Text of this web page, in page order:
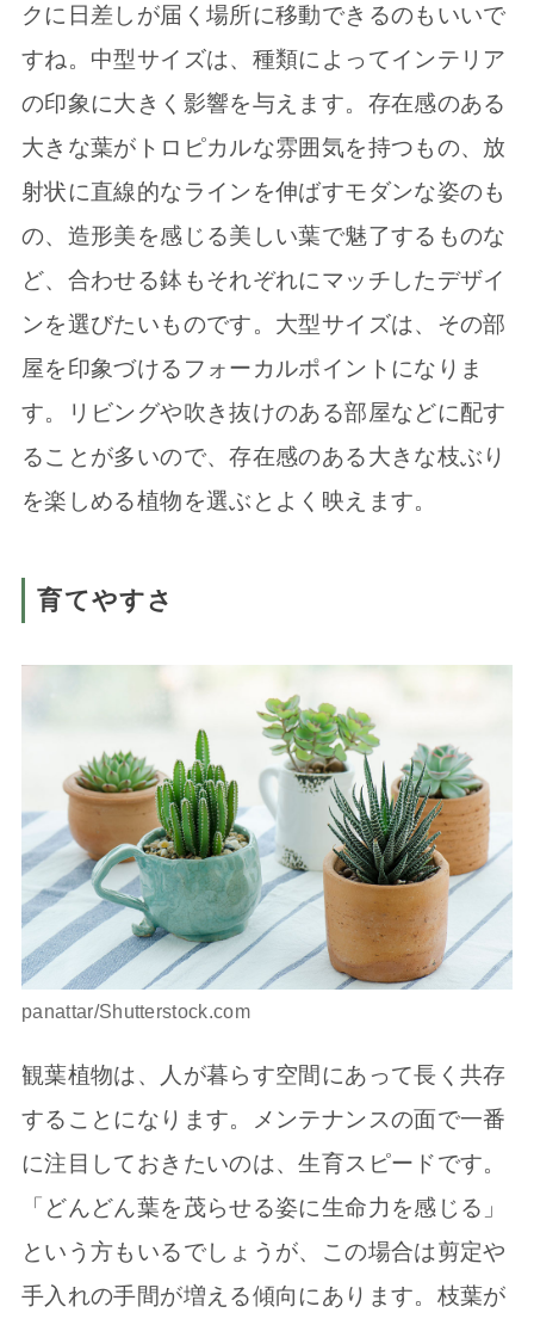
クに日差しが届く場所に移動できるのもいいで
すね。中型サイズは、種類によってインテリア
の印象に大きく影響を与えます。存在感のある
大きな葉がトロピカルな雰囲気を持つもの、放
射状に直線的なラインを伸ばすモダンな姿のも
の、造形美を感じる美しい葉で魅了するものな
ど、合わせる鉢もそれぞれにマッチしたデザイ
ンを選びたいものです。大型サイズは、その部
屋を印象づけるフォーカルポイントになりま
す。リビングや吹き抜けのある部屋などに配す
ることが多いので、存在感のある大きな枝ぶり
を楽しめる植物を選ぶとよく映えます。
育てやすさ
panattar/Shutterstock.com
観葉植物は、人が暮らす空間にあって長く共存
することになります。メンテナンスの面で一番
に注目しておきたいのは、生育スピードです。
「どんどん葉を茂らせる姿に生命力を感じる」
という方もいるでしょうが、この場合は剪定や
手入れの手間が増える傾向にあります。枝葉が